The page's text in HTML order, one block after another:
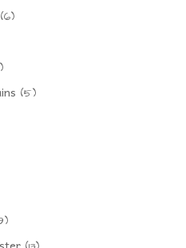
(6)
(5)